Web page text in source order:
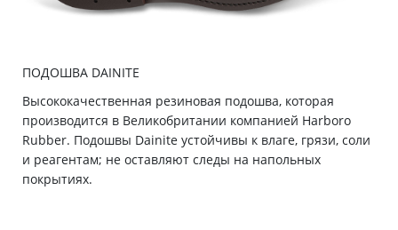
ПОДОШВА DAINITE
Высококачественная резиновая подошва, которая
производится в Великобритании компанией Harboro
Rubber. Подошвы Dainite устойчивы к влаге, грязи, соли
и реагентам; не оставляют следы на напольных
покрытиях.